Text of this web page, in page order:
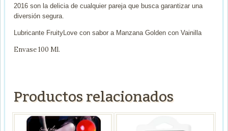
2016 son la delicia de cualquier pareja que busca garantizar una
diversión segura.
Lubricante FruityLove con sabor a Manzana Golden con Vainilla
Envase 100 Ml.
Productos relacionados